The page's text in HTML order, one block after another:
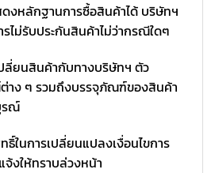
งหลักฐานการซื้อสินค้าได้ บริษัทฯ
ไม่รับประกันสินค้าไม่ว่ากรณีใดๆ
ลี่ยนสินค้ากับทางบริษัทฯ ตัว
าง ๆ รวมถึงบรรจุภัณฑ์ของสินค้า
รณ์
ในการเปลี่ยนแปลงเงื่อนไขการ
จ้งให้ทราบล่วงหน้า